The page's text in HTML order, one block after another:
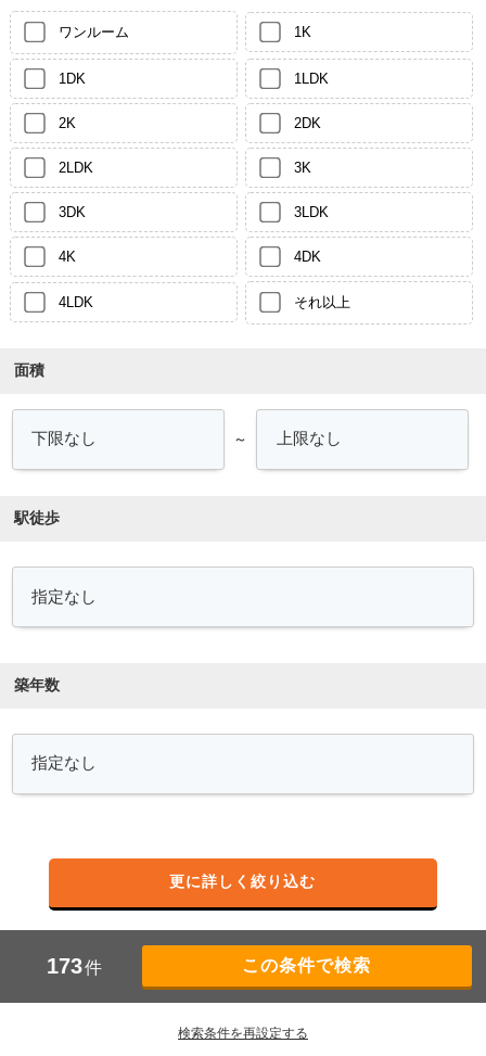
ワンルーム 1K
1DK 1LDK
2K 2DK
2LDK 3K
3DK 3LDK
4K 4DK
4LDK それ以上
面積
～
駅徒歩
築年数
更に詳しく絞り込む
173件
検索条件を再設定する